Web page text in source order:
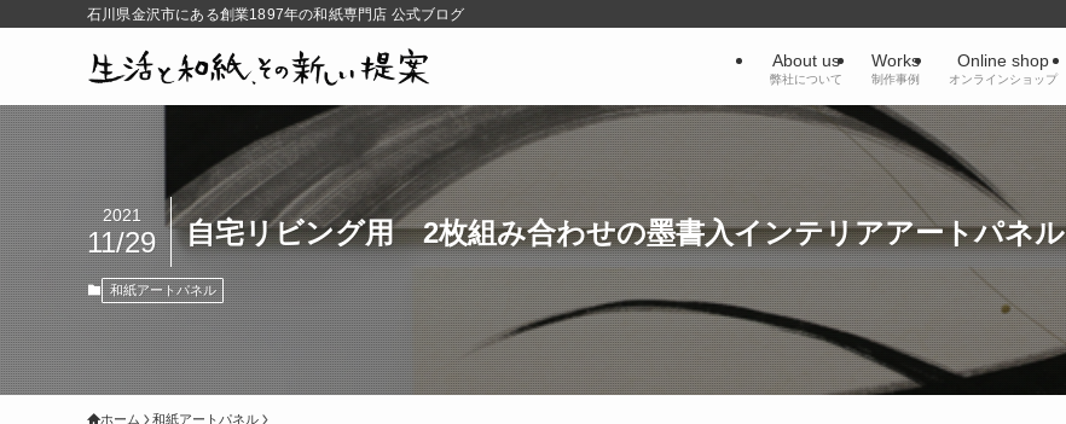
石川県金沢市にある創業1897年の和紙専門店 公式ブログ
About us
弊社について
Works
制作事例
Online shop
オンラインショップ
自宅リビング用 2枚組み合わせの墨書入インテリアアートパネル
2021
11/29
和紙アートパネル
ホーム 和紙アートパネル